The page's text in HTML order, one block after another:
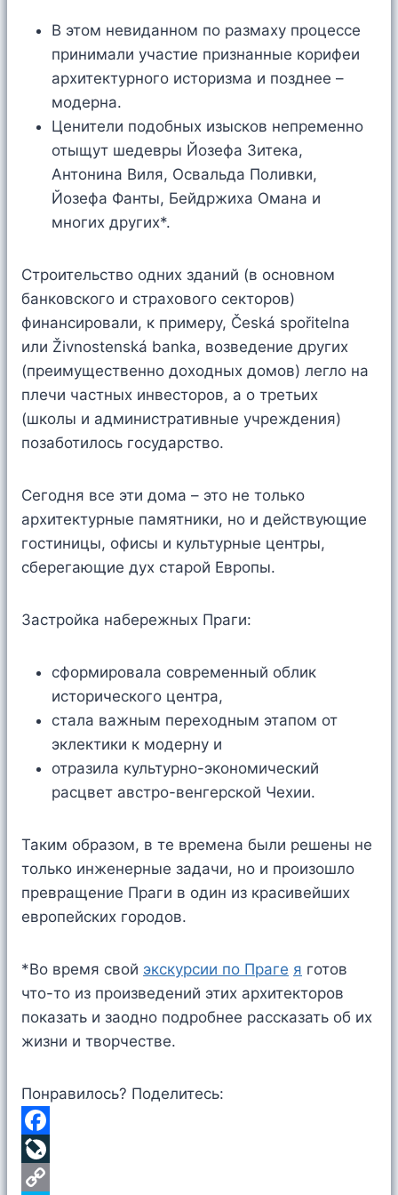
В этом невиданном по размаху процессе
принимали участие признанные корифеи
архитектурного историзма и позднее –
модерна.
Ценители подобных изысков непременно
отыщут шедевры Йозефа Зитека,
Антонина Виля, Освальда Поливки,
Йозефа Фанты, Бейдржиха Омана и
многих других*.
Строительство одних зданий (в основном
банковского и страхового секторов)
финансировали, к примеру, Česká spořitelna
или Živnostenská banka, возведение других
(преимущественно доходных домов) легло на
плечи частных инвесторов, а о третьих
(школы и административные учреждения)
позаботилось государство.
Сегодня все эти дома – это не только
архитектурные памятники, но и действующие
гостиницы, офисы и культурные центры,
сберегающие дух старой Европы.
Застройка набережных Праги:
сформировала современный облик
исторического центра,
стала важным переходным этапом от
эклектики к модерну и
отразила культурно-экономический
расцвет австро-венгерской Чехии.
Таким образом, в те времена были решены не
только инженерные задачи, но и произошло
превращение Праги в один из красивейших
европейских городов.
*Во время свой экскурсии по Праге я готов
что-то из произведений этих архитекторов
показать и заодно подробнее рассказать об их
жизни и творчестве.
Понравилось? Поделитесь:
F
a
L